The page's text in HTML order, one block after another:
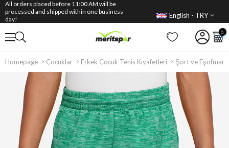
All orders placed before 11:00 AM will be
processed and shipped within one business
day!
English - TRY
0
Homepage Çocuklar Erkek Çocuk Tenis Kıyafetleri Şort ve Eşofman